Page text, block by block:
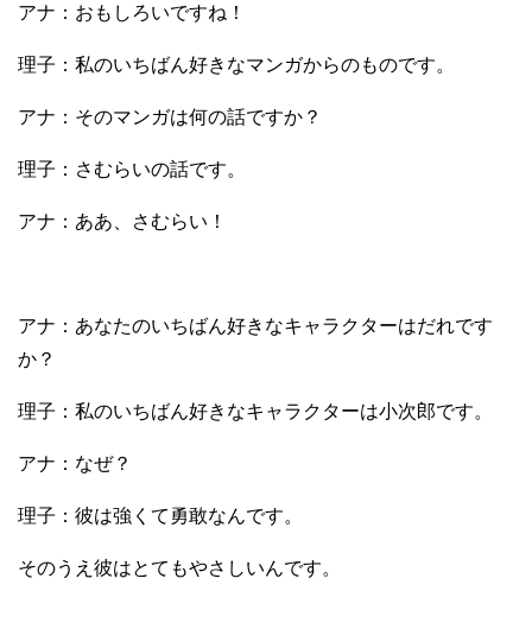
アナ：おもしろいですね！
理子：私のいちばん好きなマンガからのものです。
アナ：そのマンガは何の話ですか？
理子：さむらいの話です。
アナ：ああ、さむらい！
アナ：あなたのいちばん好きなキャラクターはだれです
か？
理子：私のいちばん好きなキャラクターは小次郎です。
アナ：なぜ？
理子：彼は強くて勇敢なんです。
そのうえ彼はとてもやさしいんです。